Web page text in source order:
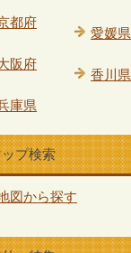
都府
阪府
庫県
愛媛県
香川県
プ検索
図から探す